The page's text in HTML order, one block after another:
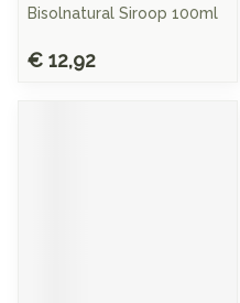
Bisolnatural Siroop 100ml
€ 12,92